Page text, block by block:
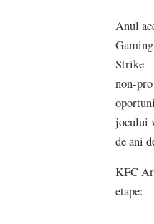
Anul
Strike
non-
jocului
de ani
KFC
etape: